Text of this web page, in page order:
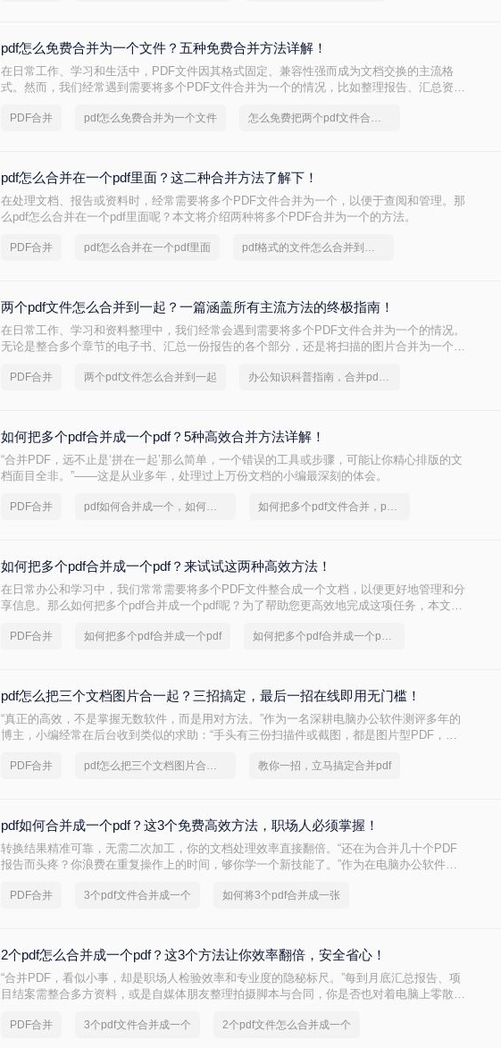
pdf怎么免费合并为一个文件？五种免费合并方法详解！
在日常工作、学习和生活中，PDF文件因其格式固定、兼容性强而成为文档交换的主流格
式。然而，我们经常遇到需要将多个PDF文件合并为一个的情况，比如整理报告、汇总资料
成任务。那么pdf怎么免费合并为一个文件呢？本文将系统介绍五种免费合并PDF文件的方
PDF合并 pdf怎么免费合并为一个文件 怎么免费把两个pdf文件合并为一个
pdf怎么合并在一个pdf里面？这二种合并方法了解下！
在处理文档、报告或资料时，经常需要将多个PDF文件合并为一个，以便于查阅和管理。那
么pdf怎么合并在一个pdf里面呢？本文将介绍两种将多个PDF合并为一个的方法。
PDF合并 pdf怎么合并在一个pdf里面 pdf格式的文件怎么合并到一个里面
两个pdf文件怎么合并到一起？一篇涵盖所有主流方法的终极指南！
在日常工作、学习和资料整理中，我们经常会遇到需要将多个PDF文件合并为一个的情况。
无论是整合多个章节的电子书、汇总一份报告的各个部分，还是将扫描的图片合并为一个
能，但各有优劣。那么两个pdf文件怎么合并到一起呢？本文将为您详细介绍四种主流且有
PDF合并 两个pdf文件怎么合并到一起 办公知识科普指南，合并pdf文件的操作方法
如何把多个pdf合并成一个pdf？5种高效合并方法详解！
“合并PDF，远不止是‘拼在一起’那么简单，一个错误的工具或步骤，可能让你精心排版的文
档面目全非。”——这是从业多年，处理过上万份文档的小编最深刻的体会。
PDF合并 pdf如何合并成一个，如何把多个pdf文件合并 如何把多个pdf文件合并，pdf如何合并成一个
如何把多个pdf合并成一个pdf？来试试这两种高效方法！
在日常办公和学习中，我们常常需要将多个PDF文件整合成一个文档，以便更好地管理和分
享信息。那么如何把多个pdf合并成一个pdf呢？为了帮助您更高效地完成这项任务，本文将
PDF合并 如何把多个pdf合并成一个pdf 如何把多个pdf合并成一个pdf文件
pdf怎么把三个文档图片合一起？三招搞定，最后一招在线即用无门槛！
“真正的高效，不是掌握无数软件，而是用对方法。”作为一名深耕电脑办公软件测评多年的
博主，小编经常在后台收到类似的求助：“手头有三份扫描件或截图，都是图片型PDF，怎
PDF合并 pdf怎么把三个文档图片合一起 教你一招，立马搞定合并pdf
pdf如何合并成一个pdf？这3个免费高效方法，职场人必须掌握！
转换结果精准可靠，无需二次加工，你的文档处理效率直接翻倍。“还在为合并几十个PDF
报告而头疼？你浪费在重复操作上的时间，够你学一个新技能了。”作为在电脑办公软件测
何合并成一个pdf呢？
PDF合并 3个pdf文件合并成一个 如何将3个pdf合并成一张
2个pdf怎么合并成一个pdf？这3个方法让你效率翻倍，安全省心！
“合并PDF，看似小事，却是职场人检验效率和专业度的隐秘标尺。”每到月底汇总报告、项
目结案需整合多方资料，或是自媒体朋友整理拍摄脚本与合同，你是否也对着电脑上零散的
PDF合并 3个pdf文件合并成一个 2个pdf文件怎么合并成一个